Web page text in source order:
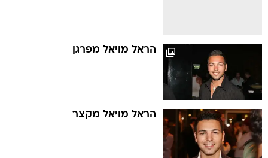
הראל מויאל מפרגן
הראל מויאל מקצר